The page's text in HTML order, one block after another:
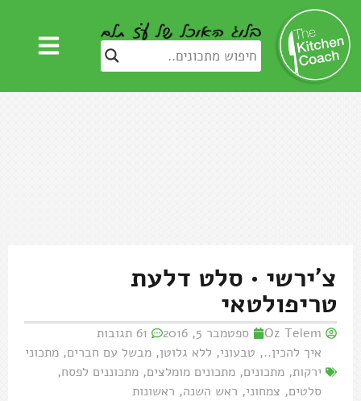
צ'ירשי • סלט דלעת
טריפולטאי
Oz Telem ספטמבר 5, 2016
61 תגובות
איך להכין.., טבעוני, ללא גלוטן, מבשל עם חברים, מתכוני
ירקות, מתכונים, מתכונים מומלצים, מתכוננים לפסח,
סלטים, צמחוני, ראש השנה, ראשונות